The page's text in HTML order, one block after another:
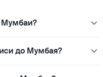
Мумбаи?
до Мумбая?